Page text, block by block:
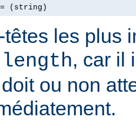
(string)
les plus
, car il
ou non